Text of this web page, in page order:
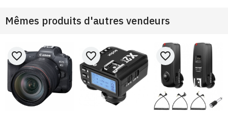
Mêmes produits d'autres vendeurs
favorite_border favorite_border favorite_border